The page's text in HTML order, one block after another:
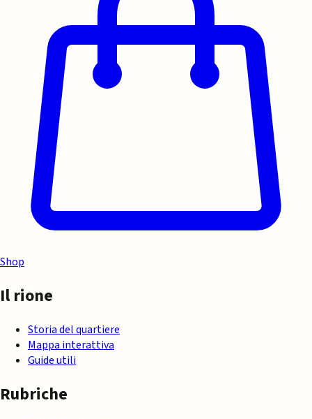
Shop
Il rione
Storia del quartiere
Mappa interattiva
Guide utili
Rubriche